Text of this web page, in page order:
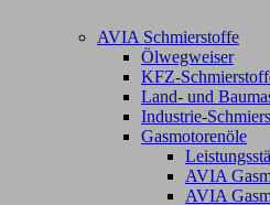
AVIA Schmierstoffe
Ölwegweiser
KFZ-
Land- und
Industrie-
Gasmotorenöle
AVIA
AVIA